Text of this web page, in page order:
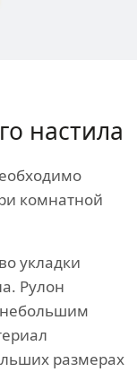
настила
комнатной
укладки
Рулон
небольшим
размерах